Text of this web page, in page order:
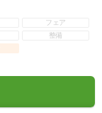
フェア
整備